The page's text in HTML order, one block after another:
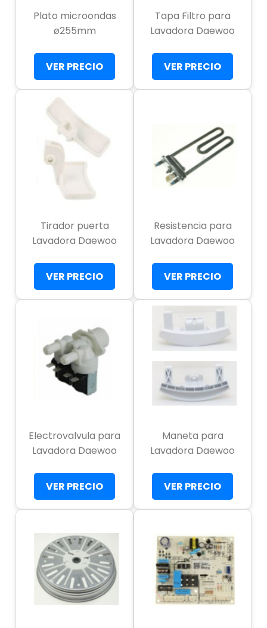
Plato microondas
ø255mm
VER PRECIO
Tapa Filtro para
Lavadora Daewoo
VER PRECIO
Tirador puerta
Lavadora Daewoo
VER PRECIO
Resistencia para
Lavadora Daewoo
VER PRECIO
Electrovalvula para
Lavadora Daewoo
VER PRECIO
Maneta para
Lavadora Daewoo
VER PRECIO